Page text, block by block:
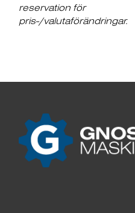
reservation för
pris-/valutaförändringar.